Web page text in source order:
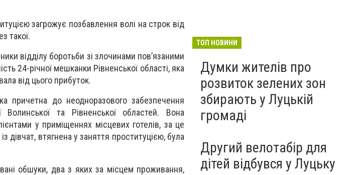
загрожує позбавлення волі на строк від
такої.
відділу боротьби зі злочинами пов’язаними
24-річної мешканки Рівненської області, яка
від цього прибуток.
причетна до неодноразового забезпечення
та Рівненської областей. Вона
у приміщеннях місцевих готелів, за це
дівчат, втягнена у заняття проституцією, була
обшуки, два з яких за місцем проживання,
ТОП НОВИНИ
Думки жителів про
розвиток зелених зон
збирають у Луцькій
громаді
Другий велотабір для
дітей відбувся у Луцьку